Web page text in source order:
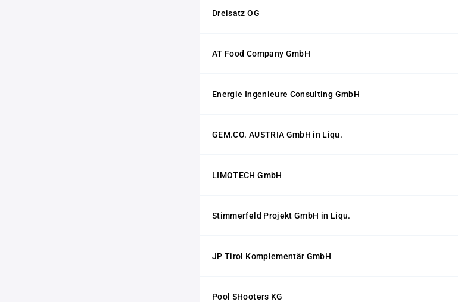
Dreisatz OG
AT Food Company GmbH
Energie Ingenieure Consulting GmbH
GEM.CO. AUSTRIA GmbH in Liqu.
LIMOTECH GmbH
Stimmerfeld Projekt GmbH in Liqu.
JP Tirol Komplementär GmbH
Pool SHooters KG